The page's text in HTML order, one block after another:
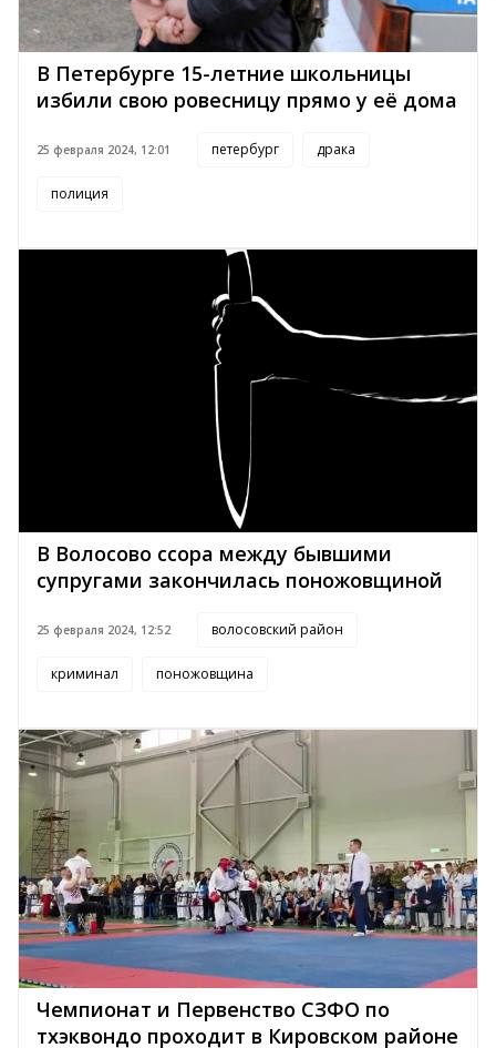
В Петербурге 15-летние школьницы
избили свою ровесницу прямо у её дома
25 февраля 2024, 12:01 петербург драка
полиция
В Волосово ссора между бывшими
супругами закончилась поножовщиной
25 февраля 2024, 12:52 волосовский район
криминал поножовщина
Чемпионат и Первенство СЗФО по
тхэквондо проходит в Кировском районе